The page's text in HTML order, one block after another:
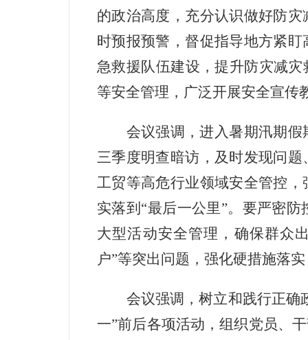
的政治高度，充分认识做好防
时预报预警，督促指导地方紧
急救援队伍建设，提升防灾减
等安全管理，广泛开展安全宣传
会议强调，进入暑期汛期
三季度明查暗访，及时发现问
工贸等高危行业领域安全管控
实落到 “最后一公里”。要严密
大型活动安全管理，确保群众
户”等突出问题，强化硬措施落
会议强调，树立和践行正确
一”前后各项活动，组织党员、